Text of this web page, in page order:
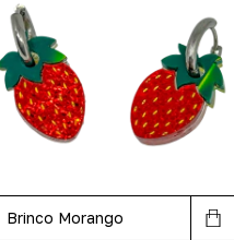
Brinco Morango